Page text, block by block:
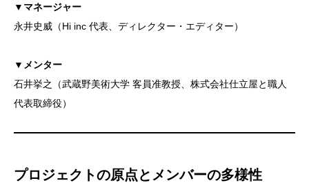
▼マネージャー
永井史威（Hi inc 代表、ディレクター・エディター）
▼メンター
石井挙之（武蔵野美術大学 客員准教授、株式会社仕立屋と職人
代表取締役）
プロジェクトの原点とメンバーの多様性